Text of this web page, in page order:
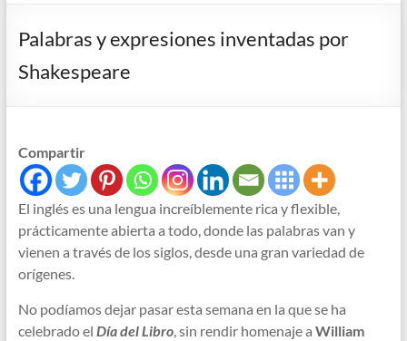
Palabras y expresiones inventadas por
Shakespeare
Compartir
El inglés es una lengua increíblemente rica y flexible,
prácticamente abierta a todo, donde las palabras van y
vienen a través de los siglos, desde una gran variedad de
orígenes.
No podíamos dejar pasar esta semana en la que se ha
celebrado el Día del Libro, sin rendir homenaje a William